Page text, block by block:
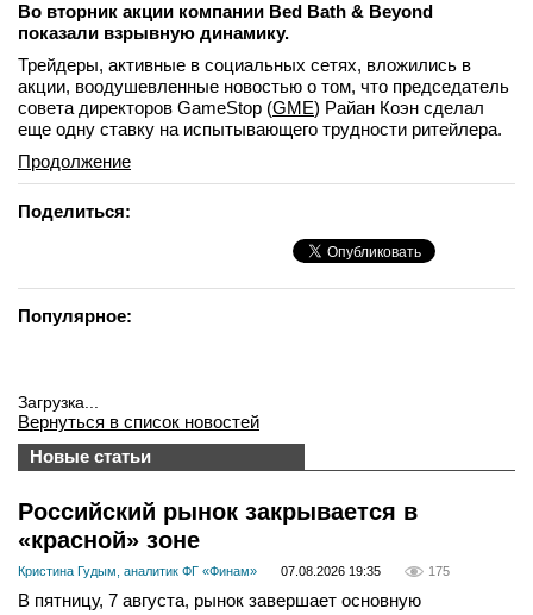
Во вторник акции компании Bed Bath & Beyond
показали взрывную динамику.
Трейдеры, активные в социальных сетях, вложились в
акции, воодушевленные новостью о том, что председатель
совета директоров GameStop (GME) Райан Коэн сделал
еще одну ставку на испытывающего трудности ритейлера.
Продолжение
Поделиться:
Популярное:
Загрузка...
Вернуться в список новостей
Новые статьи
Российский рынок закрывается в
«красной» зоне
Кристина Гудым, аналитик ФГ «Финам» 07.08.2026 19:35 175
В пятницу, 7 августа, рынок завершает основную